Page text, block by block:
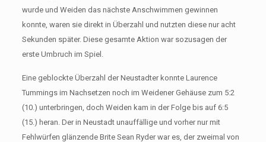
wurde und Weiden das nächste Anschwimmen gewinnen
konnte, waren sie direkt in Überzahl und nutzten diese nur acht
Sekunden später. Diese gesamte Aktion war sozusagen der
erste Umbruch im Spiel.
Eine geblockte Überzahl der Neustadter konnte Laurence
Tummings im Nachsetzen noch im Weidener Gehäuse zum 5:2
(10.) unterbringen, doch Weiden kam in der Folge bis auf 6:5
(15.) heran. Der in Neustadt unauffällige und vorher nur mit
Fehlwürfen glänzende Brite Sean Ryder war es, der zweimal von